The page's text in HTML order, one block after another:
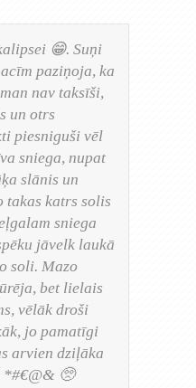
😁. Suņi
paziņoja, ka
nav taksīši,
un otrs
piesniguši vēl
sniega, nupat
slānis un
takas katrs solis
sniega
jāvelk laukā
soli. Mazo
bet lielais
vēlāk droši
jo pamatīgi
arvien dziļāka
*#€@& 🥺